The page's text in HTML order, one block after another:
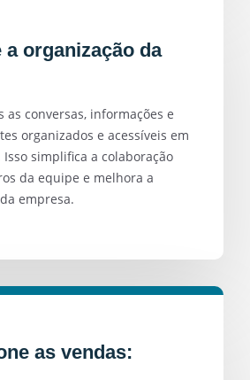
a organização da
as conversas, informações e
organizados e acessíveis em
simplifica a colaboração
da equipe e melhora a
empresa.
as vendas: